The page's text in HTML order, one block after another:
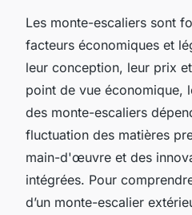
Les monte-escaliers sont
facteurs économiques et
leur conception, leur prix
point de vue économique,
des monte-escaliers
fluctuation des matières
main-d'œuvre et des
intégrées. Pour
d’un monte-escalier